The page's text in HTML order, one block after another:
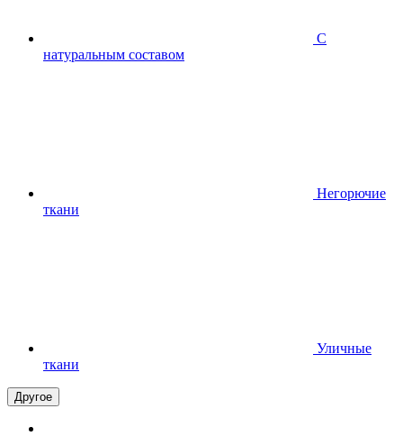
С
натуральным составом
Негорючие
ткани
Уличные
ткани
Другое